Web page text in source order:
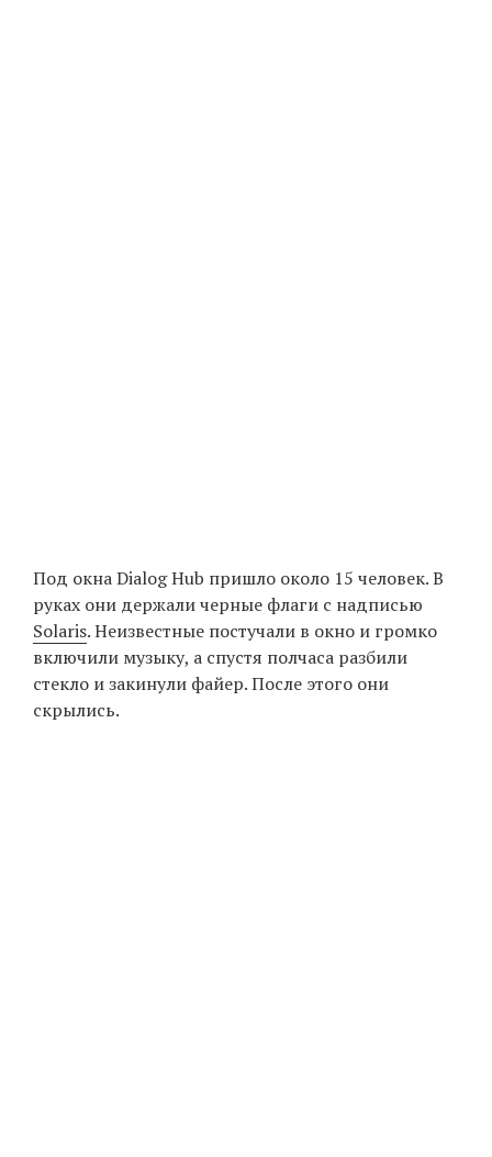
Под окна Dialog Hub пришло около 15 человек. В
руках они держали черные флаги с надписью
Solaris. Неизвестные постучали в окно и громко
включили музыку, а спустя полчаса разбили
стекло и закинули файер. После этого они
скрылись.